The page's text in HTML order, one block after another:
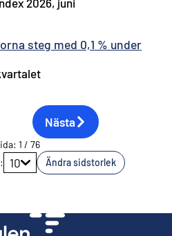
steg med 0,1 % under
Gå till sidan
Nästa
: 1 / 76
: 10 Ändra sidstorlek